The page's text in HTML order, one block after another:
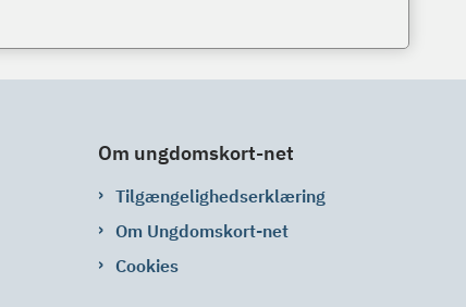
Om ungdomskort-net
Tilgængelighedserklæring
Om Ungdomskort-net
Cookies